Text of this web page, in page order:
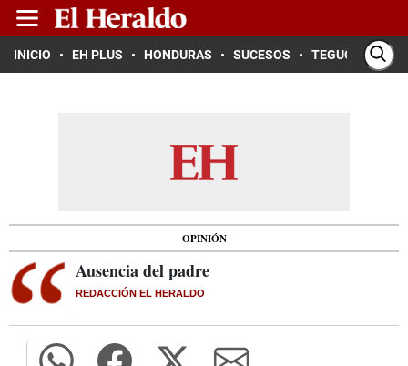
INICIO EH PLUS HONDURAS SUCESOS TEGUCIGALPA
OPINIÓN
Ausencia del padre
REDACCIÓN EL HERALDO